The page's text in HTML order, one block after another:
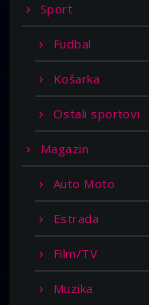
Sport
Fudbal
Košarka
Ostali sportovi
Magazin
Auto Moto
Estrada
Film/TV
Muzika